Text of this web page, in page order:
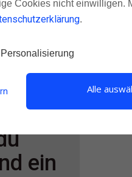
Regel.
ein
Cookies nicht einwilligen.
.
Personalisierung
Alle